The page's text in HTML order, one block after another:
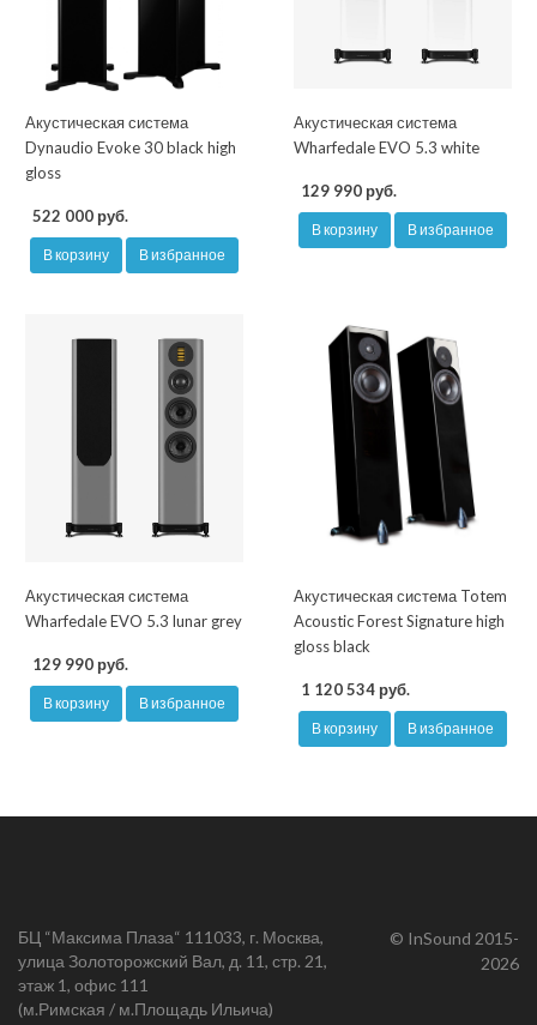
Акустическая система
Dynaudio Evoke 30 black high
gloss
522 000 руб.
В корзину В избранное
Акустическая система
Wharfedale EVO 5.3 white
129 990 руб.
В корзину В избранное
Акустическая система
Wharfedale EVO 5.3 lunar grey
129 990 руб.
В корзину В избранное
Акустическая система Totem
Acoustic Forest Signature high
gloss black
1 120 534 руб.
В корзину В избранное
БЦ “Максима Плаза“ 111033, г. Москва,
улица Золоторожский Вал, д. 11, стр. 21,
этаж 1, офис 111
(м.Римская / м.Площадь Ильича)
© InSound 2015-
2026